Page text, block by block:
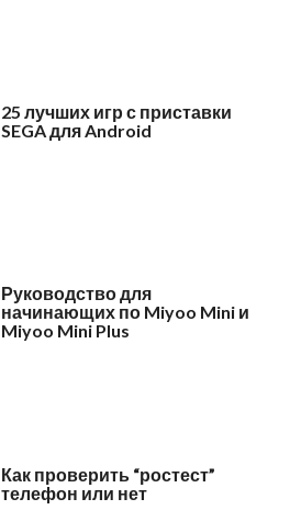
25 лучших игр с приставки
SEGA для Android
Руководство для
начинающих по Miyoo Mini и
Miyoo Mini Plus
Как проверить “ростест”
телефон или нет